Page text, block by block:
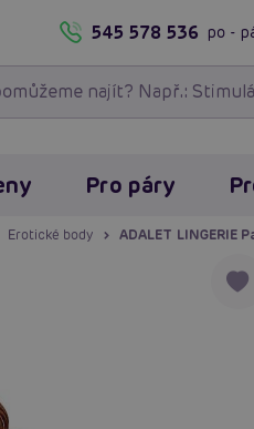
545 578 536 po -
Pro páry
Erotické body ADALET LINGERIE